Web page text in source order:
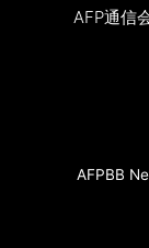
AFP通信
AFPBB